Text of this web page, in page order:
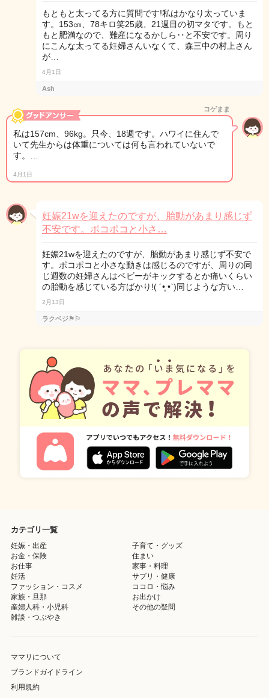
もともと太ってる方に質問です!私はかなり太っていま
す。153㎝、78キロ笑25歳、21週目の初マタです。もと
もと肥満なので、難産になるかしら‥と不安です。周り
にこんな太ってる妊婦さんいなくて、森三中の村上さん
が…
4月1日
Ash
コゲまま
私は157cm、96kg。只今、18週です。ハワイに住んで
いて先生からは体重については何も言われていないで
す。…
4月1日
妊娠21wを迎えたのですが、胎動があまり感じず
不安です。ポコポコと小さ…
妊娠21wを迎えたのですが、胎動があまり感じず不安で
す。ポコポコと小さな動きは感じるのですが、周りの同
じ週数の妊婦さんはベビーがキックするとか痛いくらい
の胎動を感じている方ばかり!( ´•̥ •`)同じような方い…
2月13日
ラクベジ⚑⚐
カテゴリ一覧
妊娠・出産
子育て・グッズ
お金・保険
住まい
お仕事
家事・料理
妊活
サプリ・健康
ファッション・コスメ
ココロ・悩み
家族・旦那
お出かけ
産婦人科・小児科
その他の疑問
雑談・つぶやき
ママリについて
ブランドガイドライン
利用規約